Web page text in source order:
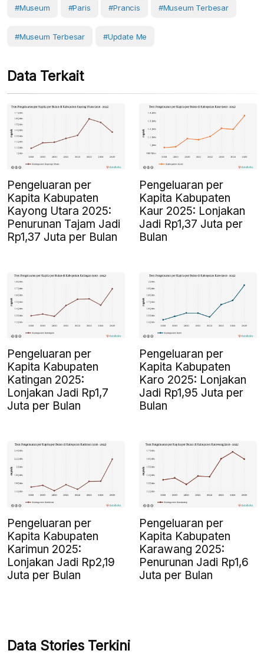
#Museum #Paris #Prancis #museum Terbesar
#museum Terbesar #Update Me
Data Terkait
Pengeluaran per
Kapita Kabupaten
Kayong Utara 2025:
Penurunan Tajam Jadi
Rp1,37 Juta per Bulan
Pengeluaran per
Kapita Kabupaten
Kaur 2025: Lonjakan
Jadi Rp1,37 Juta per
Bulan
Pengeluaran per
Kapita Kabupaten
Katingan 2025:
Lonjakan Jadi Rp1,7
Juta per Bulan
Pengeluaran per
Kapita Kabupaten
Karo 2025: Lonjakan
Jadi Rp1,95 Juta per
Bulan
Pengeluaran per
Kapita Kabupaten
Karimun 2025:
Lonjakan Jadi Rp2,19
Juta per Bulan
Pengeluaran per
Kapita Kabupaten
Karawang 2025:
Penurunan Jadi Rp1,6
Juta per Bulan
Data Stories Terkini